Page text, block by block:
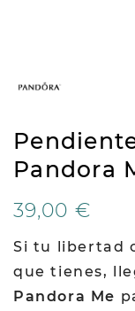
Pandora
39,00 €
Si tu libertad
que tienes,
Pandora Me